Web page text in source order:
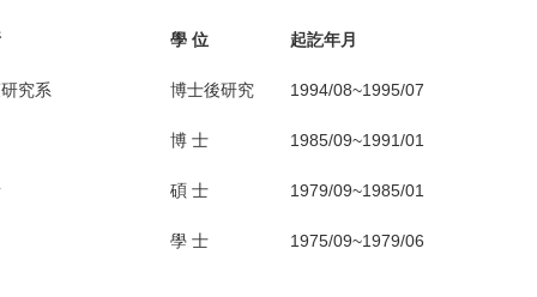
學 位 起訖年月
究系 博士後研究 1994/08~1995/07
博 士 1985/09~1991/01
碩 士 1979/09~1985/01
學 士 1975/09~1979/06